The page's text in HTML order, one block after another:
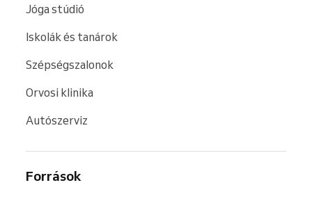
Jóga stúdió
Iskolák és tanárok
Szépségszalonok
Orvosi klinika
Autószerviz
Források